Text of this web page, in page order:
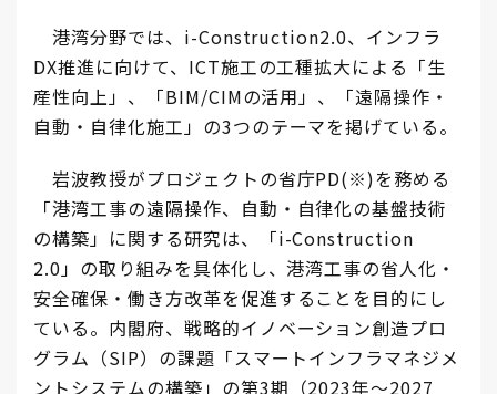
港湾分野では、i-Construction2.0、インフラ
DX推進に向けて、ICT施工の工種拡大による「生
産性向上」、「BIM/CIMの活用」、「遠隔操作・
自動・自律化施工」の3つのテーマを掲げている。
岩波教授がプロジェクトの省庁PD(※)を務める
「港湾工事の遠隔操作、自動・自律化の基盤技術
の構築」に関する研究は、「i-Construction
2.0」の取り組みを具体化し、港湾工事の省人化・
安全確保・働き方改革を促進することを目的にし
ている。内閣府、戦略的イノベーション創造プロ
グラム（SIP）の課題「スマートインフラマネジメ
ントシステムの構築」の第3期（2023年～2027